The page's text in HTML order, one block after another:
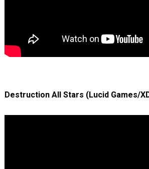
Destruction All Stars (Lucid Games/